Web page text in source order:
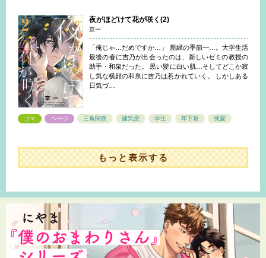
夜がほどけて花が咲く(2)
京一
「俺じゃ…だめですか…」 新緑の季節―…。大学生活
最後の春に吉乃が出会ったのは、新しいゼミの教授の
助手・和泉だった。 黒い髪に白い肌…そしてどこか寂
し気な横顔の和泉に吉乃は惹かれていく。 しかしある
日気づ…
コマ ページ 三角関係 健気受 学生 年下攻 純愛
もっと表示する